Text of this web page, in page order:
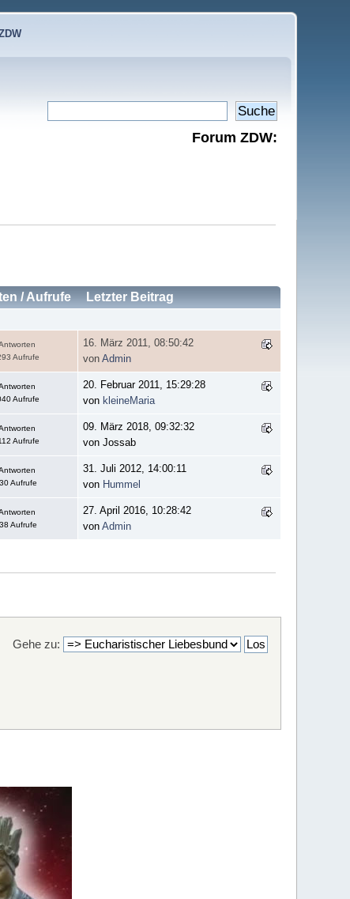
Forum ZDW:
/Aufrufe Letzter Beitrag
Aufrufe
16. März 2011, 08:50:42
vonAdmin
Aufrufe
20. Februar 2011, 15:29:28
von kleineMaria
Aufrufe
09. März 2018, 09:32:32
von Jossab
Aufrufe
31. Juli 2012, 14:00:11
von Hummel
Aufrufe
27. April 2016, 10:28:42
vonAdmin
Gehe zu: